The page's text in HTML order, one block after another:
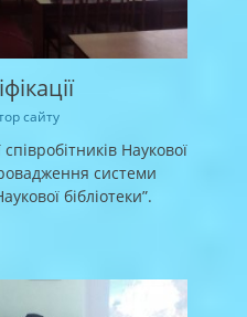
сайту
Наукової
системи
бібліотеки”.